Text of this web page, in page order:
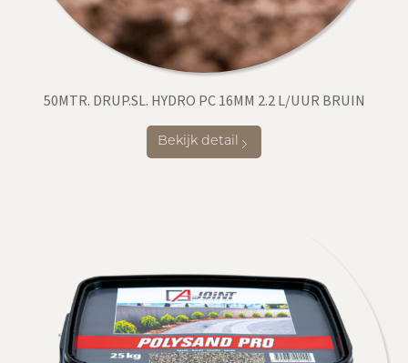
50MTR. DRUP.SL. HYDRO PC 16MM 2.2 L/UUR BRUIN
Bekijk detail